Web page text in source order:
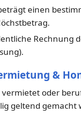
einen
Rechnung
&
vermietet oder
geltend gemacht